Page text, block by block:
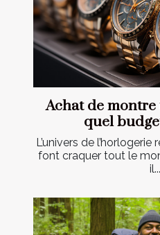
Achat de montre
quel
L’univers de
font craquer tout le
il...